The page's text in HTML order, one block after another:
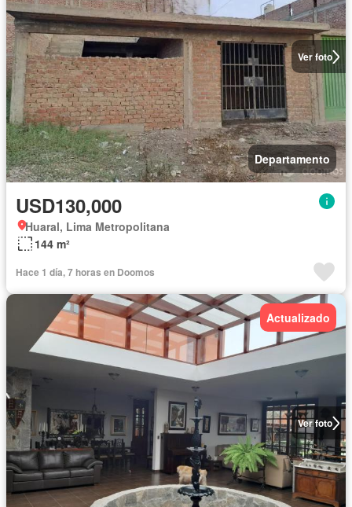
Ver foto
Departamento
USD130,000
Huaral, Lima Metropolitana
144 m²
Hace 1 día, 7 horas en Doomos
Ver foto
Actualizado